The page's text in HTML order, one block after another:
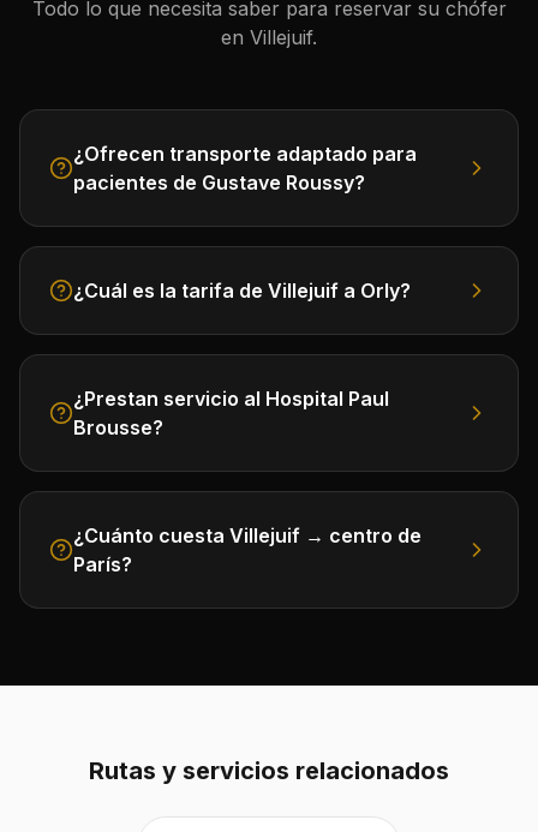
Todo lo que necesita saber para reservar su chófer
en Villejuif.
¿Ofrecen transporte adaptado para
pacientes de Gustave Roussy?
¿Cuál es la tarifa de Villejuif a Orly?
¿Prestan servicio al Hospital Paul
Brousse?
¿Cuánto cuesta Villejuif → centro de
París?
Rutas y servicios relacionados